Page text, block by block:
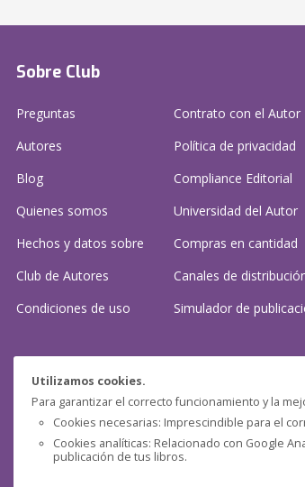
Utilizamos cookies.
Para garantizar el correcto funcionamiento y la
Cookies necesarias: Imprescindible para el
Cookies analíticas: Relacionado con Google
publicación de tus libros.
Sobre Club
Preguntas
Autores
Blog
Quienes somos
Hechos y datos sobre
Club de Autores
Condiciones de uso
Contrato con el Autor
Política de privacidad
Compliance Editorial
Universidad del Autor
Compras en cantidad
Canales de
Simulador de
¿Necesitas ayuda?
Preguntas frecuentes
Contacta con nosotros: (